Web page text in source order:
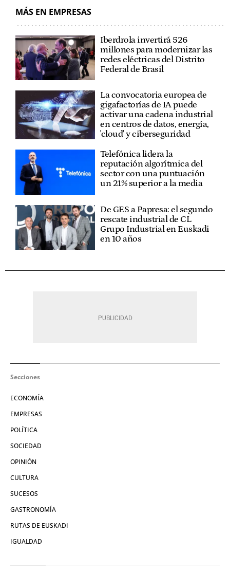
MÁS EN EMPRESAS
Iberdrola invertirá 526
millones para modernizar las
redes eléctricas del Distrito
Federal de Brasil
La convocatoria europea de
gigafactorías de IA puede
activar una cadena industrial
en centros de datos, energía,
'cloud' y ciberseguridad
Telefónica lidera la
reputación algorítmica del
sector con una puntuación
un 21% superior a la media
De GES a Papresa: el segundo
rescate industrial de CL
Grupo Industrial en Euskadi
en 10 años
Secciones
ECONOMÍA
EMPRESAS
POLÍTICA
SOCIEDAD
OPINIÓN
CULTURA
SUCESOS
GASTRONOMÍA
RUTAS DE EUSKADI
IGUALDAD